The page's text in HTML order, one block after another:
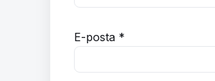
E-posta *